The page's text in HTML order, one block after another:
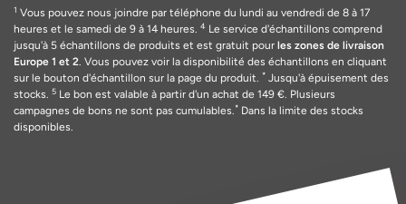
1 Vous pouvez nous joindre par téléphone du lundi au vendredi de 8 à 17
heures et le samedi de 9 à 14 heures. 4 Le service d'échantillons comprend
jusqu'à 5 échantillons de produits et est gratuit pour les zones de livraison
Europe 1 et 2. Vous pouvez voir la disponibilité des échantillons en cliquant
sur le bouton d'échantillon sur la page du produit. * Jusqu'à épuisement des
stocks. 5 Le bon est valable à partir d'un achat de 149 €. Plusieurs
campagnes de bons ne sont pas cumulables.* Dans la limite des stocks
disponibles.